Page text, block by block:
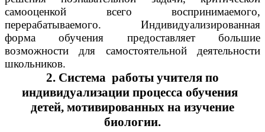
самооценкой всего воспринимаемого,
перерабатываемого. Индивидуализированная
форма обучения предоставляет большие
возможности для самостоятельной деятельности
школьников.
2. Система работы учителя по
индивидуализации процесса обучения
детей, мотивированных на изучение
биологии.